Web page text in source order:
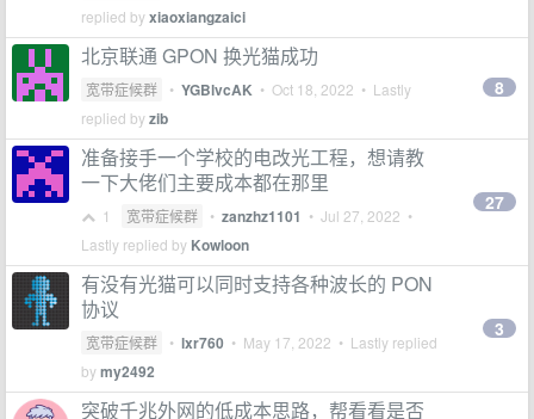
replied byxiaoxiangzaici
北京联通 GPON 换光猫成功
宽带症候群 • YGBlvcAK • Oct 18, 2022 • Lastly
replied byzib
8
准备接手一个学校的电改光工程，想请教
一下大佬们主要成本都在那里
1 宽带症候群 • zanzhz1101 • Jul 27, 2022 •
Lastly replied by Kowloon
27
有没有光猫可以同时支持各种波长的 PON
协议
宽带症候群 • lxr760 • May 17, 2022 • Lastly replied
bymy2492
3
突破千兆外网的低成本思路，帮看看是否